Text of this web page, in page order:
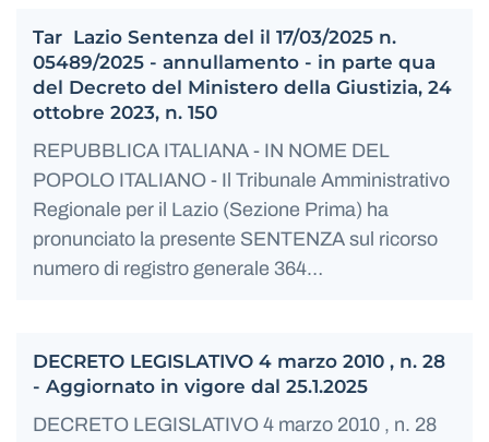
Tar Lazio Sentenza del il 17/03/2025 n.
05489/2025 - annullamento - in parte qua
del Decreto del Ministero della Giustizia, 24
ottobre 2023, n. 150
REPUBBLICA ITALIANA - IN NOME DEL
POPOLO ITALIANO - Il Tribunale Amministrativo
Regionale per il Lazio (Sezione Prima) ha
pronunciato la presente SENTENZA sul ricorso
numero di registro generale 364…
DECRETO LEGISLATIVO 4 marzo 2010 , n. 28
- Aggiornato in vigore dal 25.1.2025
DECRETO LEGISLATIVO 4 marzo 2010 , n. 28